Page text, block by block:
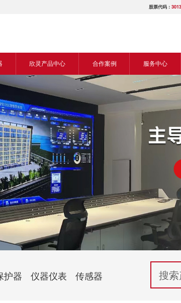
股票代码：
器
电器
欣灵产品中心
继电器
传感器
电气传动与控制
仪器仪表
开关
配电控制
合作案例
食品机械行业
机床行业
塑料机械行业
建筑机械行业
包装机械行业
纺织机械行业
服务中心
营销网络
服务热线
电商平台
视频中心
电气百科
常见问题
技术支持
护器 仪器仪表 传感器